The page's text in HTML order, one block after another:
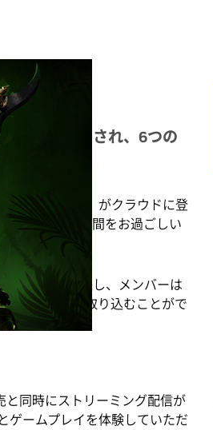
にリリースされ、6つの
テンツ（DLC）がクラウドに登
うな素敵な時間をお過ごしい
ントにも拡張し、メンバーは
ライブラリに取り込むことがで
と同時にストリーミング配信が
ゲームプレイを体験していただ